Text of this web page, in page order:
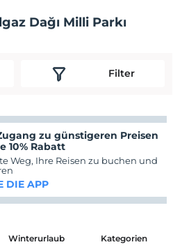
Dağı Milli Parkı
Filter
zu günstigeren Preisen
10% Rabatt
Weg, Ihre Reisen zu buchen und
DIE APP
Winterurlaub Kategorien